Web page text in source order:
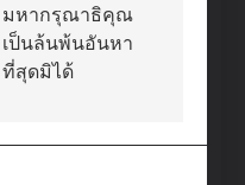
มหากรุณาธิคุณ
เป็นล้นพ้นอันหา
ที่สุดมิได้